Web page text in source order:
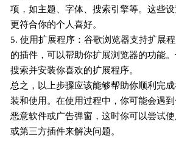
项，如主题、字体、搜索引擎等。这些
更符合你的个人喜好。
5. 使用扩展程序：谷歌浏览器支持扩展
的插件，可以帮助你扩展浏览器的功能
搜索并安装你喜欢的扩展程序。
总之，以上步骤应该能够帮助你顺利完
装和使用。在使用过程中，你可能会遇
恶意软件或广告弹窗，这时你可以尝试
或第三方插件来解决问题。